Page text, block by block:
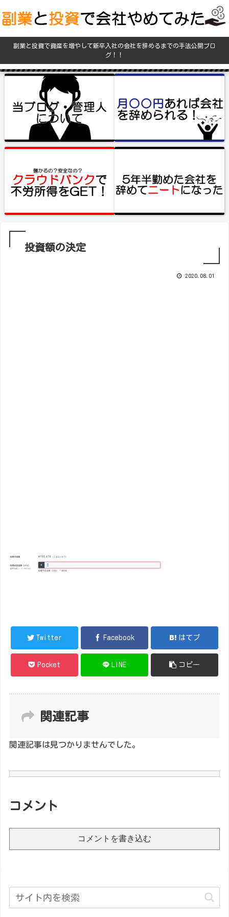
副業と投資で資産を増やして新卒入社の会社を辞めるまでの手法公開ブロ
グ！！
投資額の決定
2020.08.01
Twitter Facebook はてブ
Pocket LINE コピー
関連記事
関連記事は見つかりませんでした。
コメント
コメントを書き込む